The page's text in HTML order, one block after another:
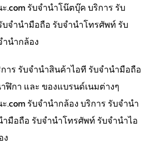
.com รับจำนำโน๊ตบุ๊ค บริการ รับ
จำนำมือถือ รับจำนำโทรศัพท์ รับ
นำกล้อง
าร รับจำนำสินค้าไอที รับจำนำมือถือ
ฬิกา และ ของแบรนด์เนมต่างๆ
.com รับจำนำกล้อง บริการ รับจำนำ
มือถือ รับจำนำโทรศัพท์ รับจำนำไอ
ง